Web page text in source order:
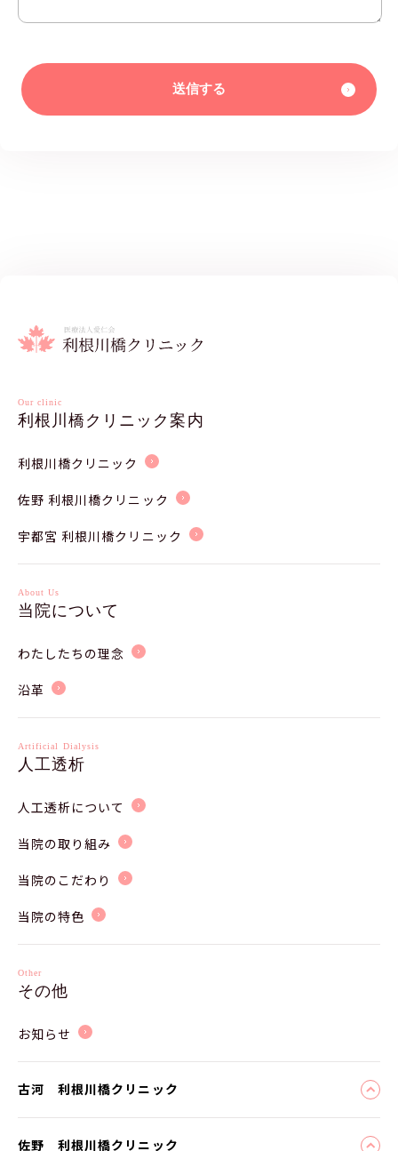
Our clinic
利根川橋クリニック案内
利根川橋クリニック
佐野 利根川橋クリニック
宇都宮 利根川橋クリニック
About Us
当院について
わたしたちの理念
沿革
Artificial Dialysis
人工透析
人工透析について
当院の取り組み
当院のこだわり
当院の特色
Other
その他
お知らせ
古河 利根川橋クリニック
佐野 利根川橋クリニック